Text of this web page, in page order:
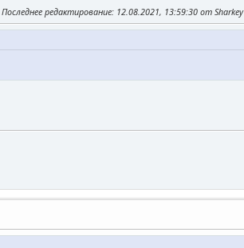
Последнее редактирование: 12.08.2021, 13:59:30 от Sharkey